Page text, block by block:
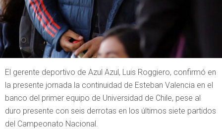
El gerente deportivo de Azul Azul, Luis Roggiero, confirmó en
la presente jornada la continuidad de Esteban Valencia en el
banco del primer equipo de Universidad de Chile, pese al
duro presente con seis derrotas en los últimos siete partidos
del Campeonato Nacional.